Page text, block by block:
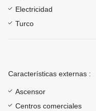
Electricidad
Turco
Características externas :
Ascensor
Centros comerciales